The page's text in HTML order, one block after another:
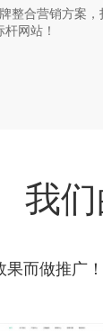
整合营销方案，
杆网站！
我们
而做推广